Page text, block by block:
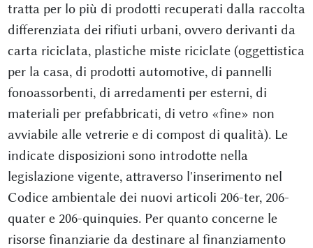
tratta per lo più di prodotti recuperati dalla raccolta
differenziata dei rifiuti urbani, ovvero derivanti da
carta riciclata, plastiche miste riciclate (oggettistica
per la casa, di prodotti automotive, di pannelli
fonoassorbenti, di arredamenti per esterni, di
materiali per prefabbricati, di vetro «fine» non
avviabile alle vetrerie e di compost di qualità). Le
indicate disposizioni sono introdotte nella
legislazione vigente, attraverso l'inserimento nel
Codice ambientale dei nuovi articoli 206-ter, 206-
quater e 206-quinquies. Per quanto concerne le
risorse finanziarie da destinare al finanziamento